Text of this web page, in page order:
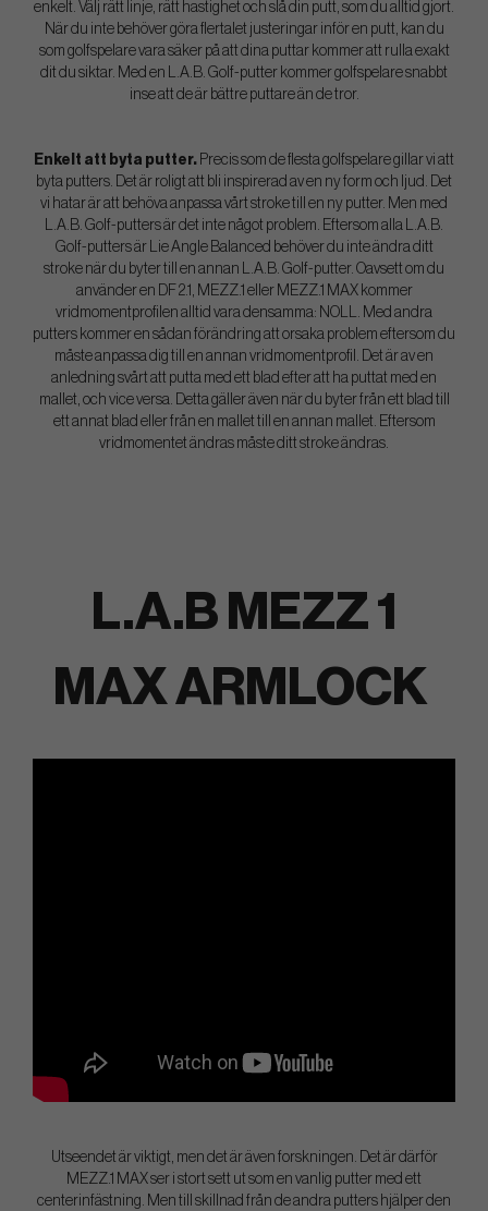
enkelt. Välj rätt linje, rätt hastighet och slå din putt, som du alltid gjort.
När du inte behöver göra flertalet justeringar inför en putt, kan du
som golfspelare vara säker på att dina puttar kommer att rulla exakt
dit du siktar. Med en L.A.B. Golf-putter kommer golfspelare snabbt
inse att de är bättre puttare än de tror.
Enkelt att byta putter. Precis som de flesta golfspelare gillar vi att
byta putters. Det är roligt att bli inspirerad av en ny form och ljud. Det
vi hatar är att behöva anpassa vårt stroke till en ny putter. Men med
L.A.B. Golf-putters är det inte något problem. Eftersom alla L.A.B.
Golf-putters är Lie Angle Balanced behöver du inte ändra ditt
stroke när du byter till en annan L.A.B. Golf-putter. Oavsett om du
använder en DF 2.1, MEZZ.1 eller MEZZ.1 MAX kommer
vridmomentprofilen alltid vara densamma: NOLL. Med andra
putters kommer en sådan förändring att orsaka problem eftersom du
måste anpassa dig till en annan vridmomentprofil. Det är av en
anledning svårt att putta med ett blad efter att ha puttat med en
mallet, och vice versa. Detta gäller även när du byter från ett blad till
ett annat blad eller från en mallet till en annan mallet. Eftersom
vridmomentet ändras måste ditt stroke ändras.
L.A.B MEZZ 1
MAX ARMLOCK
Utseendet är viktigt, men det är även forskningen. Det är därför
MEZZ.1 MAX ser i stort sett ut som en vanlig putter med ett
centerinfästning. Men till skillnad från de andra putters hjälper den